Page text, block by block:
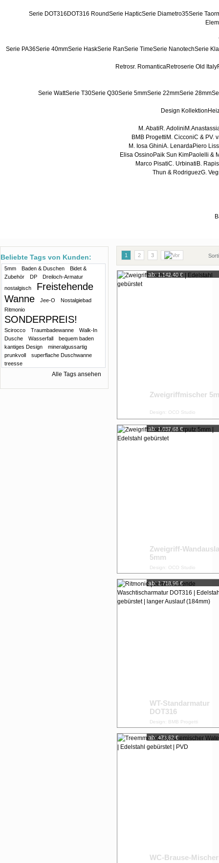
Serie DOT316DOT316 RoundSerie HapticSerie Diametro35Serie
Serie PA36Serie 40mmSerie HaskSerie RanSerie TimeSerie NanotechSerie
Retrosr. RomanticaRetroserie Old Italy
Serie WattSerie T30Serie Q30Serie 5mmSerie 22mmSerie 28mm
Design Kollektion
M. AbatiR. Adolini
BMB ProgettiM. CicconiC & PV.
M. Iosa GhiniA. LenardaPiero
Elisa OssinoPaik Sun KimPaolelli &
Marco PisatiC. UrbinatiB.
Thun & RodriguezG.
1 2 3
ab: 1.142,40 €
Zweigriffmischer
Design: OCO Studio
ab: 1.037,68 €
Zweigriff-
5mm
Design: OCO Studio
ab: 1.718,96 €
WT-Standarmatur
DOT316
Design: BMB Progetti
ab: 473,62 €
WC-Brause-Mischer
Beliebte Tags von Kunden:
5mm Baden & Duschen
Bidet &
Zubehör
DP
Dreiloch-Armatur
nostalgisch
Freistehende
Wanne
Jee-O
Nostalgiebad
Ritmonio
SONDERPREIS!
Scirocco Traumbadewanne
Walk-In
Dusche
Wasserfall
bequem baden
kantiges Design
mineralgussartig
prunkvoll
superflache Duschwanne
treesse
Alle Tags ansehen